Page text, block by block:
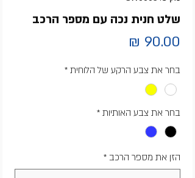
שלט חנית נכה עם מספר הרכב
בחר את צבע הרקע של הלוחית *
בחר את צבע האותיות *
הזן את מספר הרכב *